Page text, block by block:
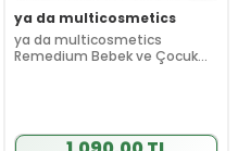
ya da multicosmetics
ya da multicosmetics
Remedium Bebek ve Çocuk